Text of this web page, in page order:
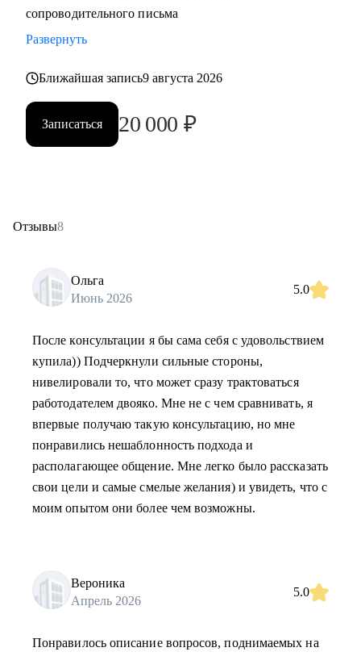
сопроводительного письма
Развернуть
Ближайшая запись9 августа 2026
Записаться 20 000 ₽
Отзывы8
Ольга
Июнь 2026
5.0
После консультации я бы сама себя с удовольствием
купила)) Подчеркнули сильные стороны,
нивелировали то, что может сразу трактоваться
работодателем двояко. Мне не с чем сравнивать, я
впервые получаю такую консультацию, но мне
понравились нешаблонность подхода и
располагающее общение. Мне легко было рассказать
свои цели и самые смелые желания) и увидеть, что с
моим опытом они более чем возможны.
Вероника
Апрель 2026
5.0
Понравилось описание вопросов, поднимаемых на